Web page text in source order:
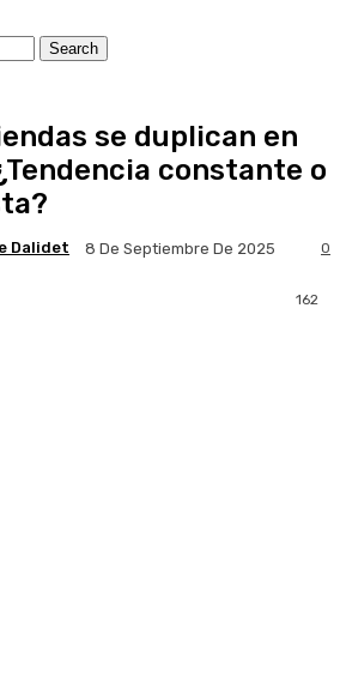
se duplican en
constante o
Dalidet 8 De Septiembre De 2025 0
162